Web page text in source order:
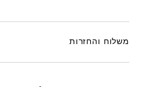
משלוח והחזרות